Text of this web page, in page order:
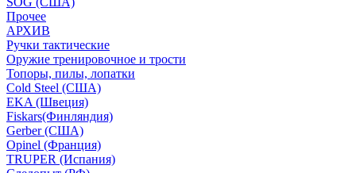
Прочее
АРХИВ
Ручки тактические
Оружие тренировочное и трости
Топоры, пилы, лопатки
Cold Steel (США)
EKA (Швеция)
Fiskars(Финляндия)
Gerber (США)
Opinel (Франция)
TRUPER (Испания)